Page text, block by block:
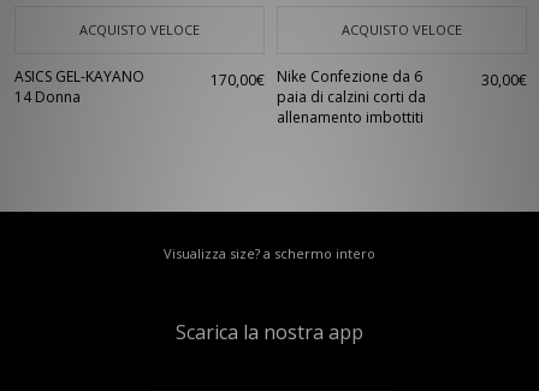
ACQUISTO VELOCE
ASICS GEL-KAYANO
14 Donna
170,00€
ACQUISTO VELOCE
Nike Confezione da 6
paia di calzini corti da
allenamento imbottiti
30,00€
Visualizza size? a schermo intero
Scarica la nostra app